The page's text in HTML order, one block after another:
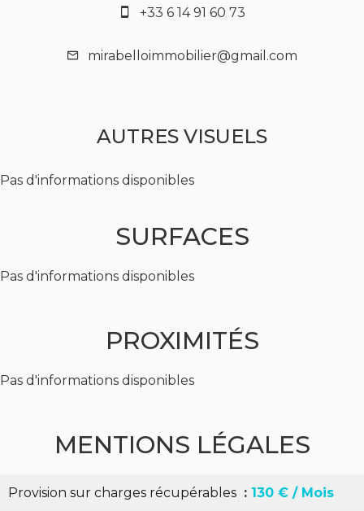
+33 6 14 91 60 73
mirabelloimmobilier@gmail.com
AUTRES VISUELS
Pas d'informations disponibles
SURFACES
Pas d'informations disponibles
PROXIMITÉS
Pas d'informations disponibles
MENTIONS LÉGALES
Provision sur charges récupérables 130 € / Mois